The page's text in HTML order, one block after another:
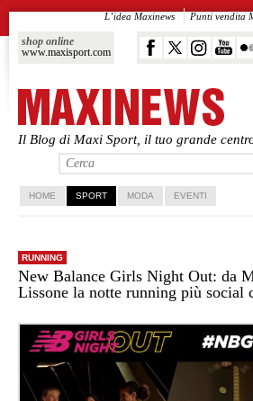
Il Blog di Maxi Sport, il tuo grande
shop online
www.maxisport.com
L’idea Maxinews Punti vendita
Vai al contenuto principale
Vai al contenuto secondario
HOME SPORT MODA EVENTI
RUNNING
New Balance Girls Night Out: da
Lissone la notte running più social